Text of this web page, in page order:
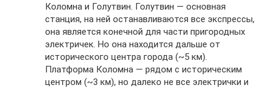
Коломна и Голутвин. Голутвин — основная
станция, на ней останавливаются все экспрессы,
она является конечной для части пригородных
электричек. Но она находится дальше от
исторического центра города (~5 км).
Платформа Коломна — рядом с историческим
центром (~3 км), но далеко не все электрички и